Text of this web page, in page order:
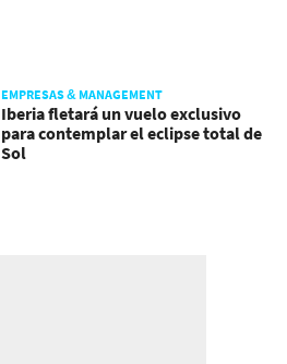
EMPRESAS & MANAGEMENT
Iberia fletará un vuelo exclusivo
para contemplar el eclipse total de
Sol